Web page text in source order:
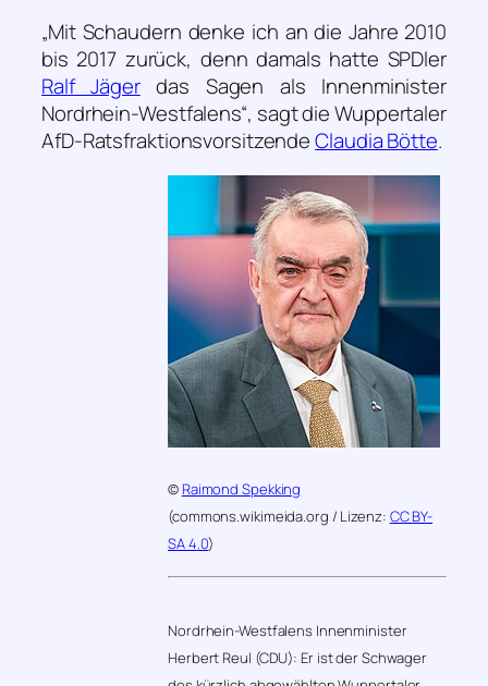
„Mit Schaudern denke ich an die Jahre 2010
bis 2017 zurück, denn damals hatte SPDler
Ralf Jägerdas Sagen als Innenminister
Nordrhein-Westfalens“, sagt die Wuppertaler
AfD-RatsfraktionsvorsitzendeClaudia Bötte.
© Raimond Spekking
(commons.wikimeida.org / Lizenz: CC BY-
SA 4.0)
Nordrhein-Westfalens Innenminister
Herbert Reul (CDU): Er ist der Schwager